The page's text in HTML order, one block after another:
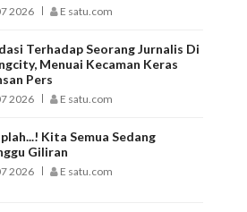
2026 E satu.com
Terhadap Seorang Jurnalis Di
Menuai Kecaman Keras
Pers
2026 E satu.com
Kita Semua Sedang
Giliran
2026 E satu.com